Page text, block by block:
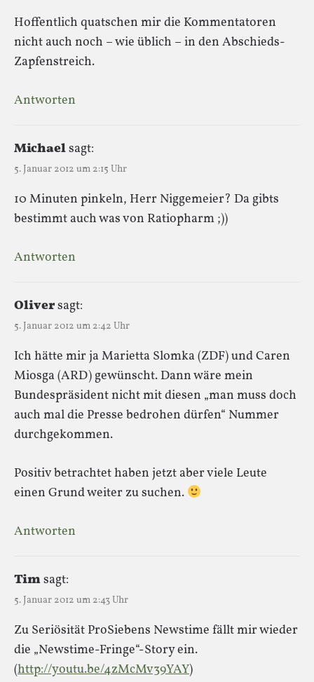
Hoffentlich quatschen mir die Kommentatoren
nicht auch noch – wie üblich – in den Abschieds-
Zapfenstreich.
Antworten
Michaelsagt:
5. Januar 2012 um 2:15 Uhr
10 Minuten pinkeln, Herr Niggemeier? Da gibts
bestimmt auch was von Ratiopharm ;))
Antworten
Oliversagt:
5. Januar 2012 um 2:42 Uhr
Ich hätte mir ja Marietta Slomka (ZDF) und Caren
Miosga (ARD) gewünscht. Dann wäre mein
Bundespräsident nicht mit diesen „man muss doch
auch mal die Presse bedrohen dürfen“ Nummer
durchgekommen.
Positiv betrachtet haben jetzt aber viele Leute
einen Grund weiter zu suchen.
Antworten
Timsagt:
5. Januar 2012 um 2:43 Uhr
Zu Seriösität ProSiebens Newstime fällt mir wieder
die „Newstime-Fringe“-Story ein.
(http://youtu.be/4zMcMv39YAY)